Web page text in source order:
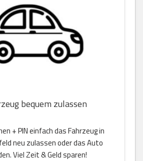
bequem zulassen
+ PIN einfach das Fahrzeug in
neu zulassen oder das Auto
Viel Zeit & Geld sparen!